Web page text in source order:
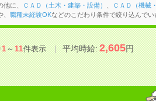
他に、
ＣＡＤ（土木・建築・設備） ＣＡＤ（機械
職種未経験OKなどのこだわり条件で絞り込んでい
1～11件表示 平均時給:2,605円